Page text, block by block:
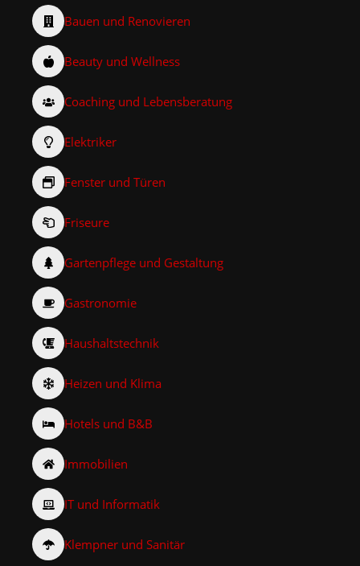
Bauen und Renovieren
Beauty und Wellness
Coaching und Lebensberatung
Elektriker
Fenster und Türen
Friseure
Gartenpflege und Gestaltung
Gastronomie
Haushaltstechnik
Heizen und Klima
Hotels und B&B
Immobilien
IT und Informatik
Klempner und Sanitär